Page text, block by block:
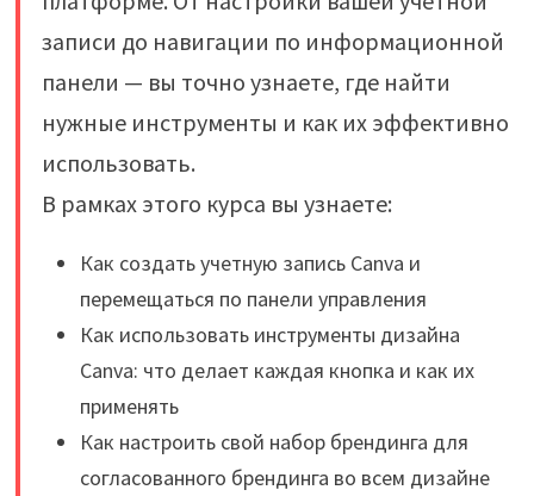
записи до навигации по информационной
панели — вы точно узнаете, где найти
нужные инструменты и как их эффективно
использовать.
В рамках этого курса вы узнаете:
Как создать учетную запись Canva и
перемещаться по панели управления
Как использовать инструменты дизайна
Canva: что делает каждая кнопка и как их
применять
Как настроить свой набор брендинга для
согласованного брендинга во всем дизайне